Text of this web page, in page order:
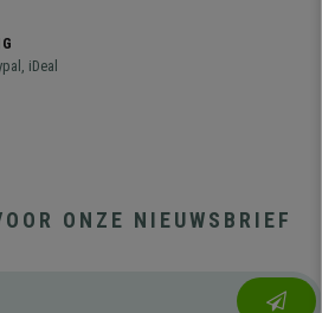
iDeal
ONZE NIEUWSBRIEF